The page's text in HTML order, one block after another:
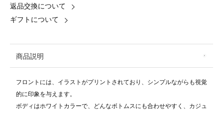
返品交換について
ギフトについて
商品説明
フロントには、イラストがプリントされており、シンプルながらも視覚
的に印象を与えます。
ボディはホワイトカラーで、どんなボトムスにも合わせやすく、カジュ